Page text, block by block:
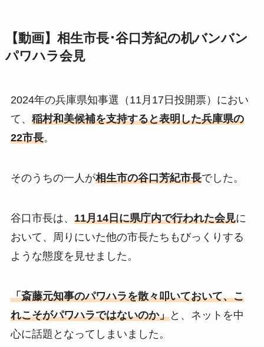
【動画】相生市長･谷口芳紀の机バンバン
パワハラ会見
2024年の兵庫県知事選（11月17日投開票）におい
て、 稲村和美候補を支持すると表明した兵庫県の
22市長。
そのうちの一人が相生市の谷口芳紀市長でした。
谷口市長は、 11月14日に県庁内で行われた会見に
おいて、周りにいた他の市長たちもびっくりする
ような態度を見せました。
「斎藤元知事のパワハラを散々叩いておいて、こ
れこそがパワハラではないのか」と、ネットを中
心に話題となってしまいました。